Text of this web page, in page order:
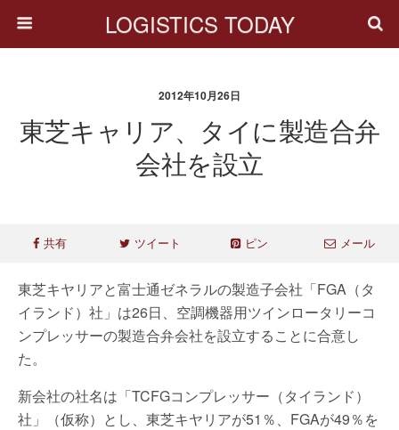
LOGISTICS TODAY
2012年10月26日
東芝キャリア、タイに製造合弁
会社を設立
共有 ツイート ピン メール
東芝キヤリアと富士通ゼネラルの製造子会社「FGA（タ
イランド）社」は26日、空調機器用ツインロータリーコ
ンプレッサーの製造合弁会社を設立することに合意し
た。
新会社の社名は「TCFGコンプレッサー（タイランド）
社」（仮称）とし、東芝キヤリアが51％、FGAが49％を